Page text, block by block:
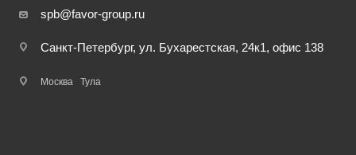
spb@favor-group.ru
Санкт-Петербург, ул. Бухарестская, 24к1, офис 138
Москва Тула